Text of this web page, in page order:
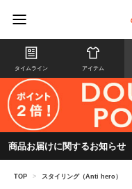
タイムライン アイテム
商品お届けに関するお知らせ
TOP > スタイリング（Anti hero）